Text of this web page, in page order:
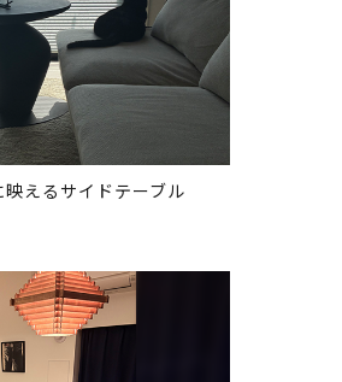
えるサイドテーブル